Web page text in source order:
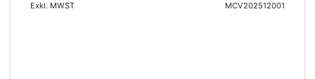
Exkl. MWST MCV202512001